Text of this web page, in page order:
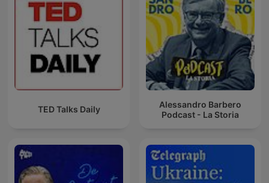
TED Talks Daily
Alessandro Barbero
Podcast - La Storia